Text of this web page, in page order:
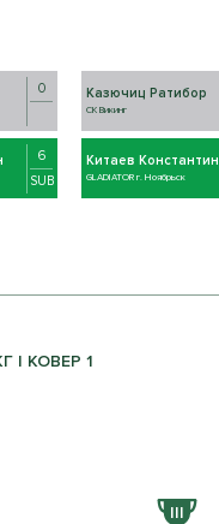
0
6
SUB
Казючиц Ратибор
СК Викинг
Китаев Константин
GLADIATOR г. Ноябрьск
| КОВЕР 1